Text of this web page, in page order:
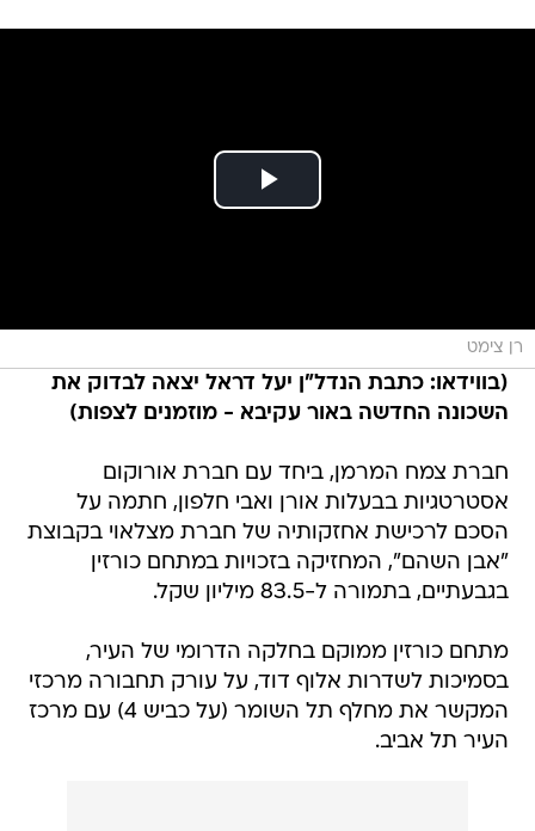
רן צימט
(בווידאו: כתבת הנדל"ן יעל דראל יצאה לבדוק את
השכונה החדשה באור עקיבא - מוזמנים לצפות)
חברת צמח המרמן, ביחד עם חברת אורוקום
אסטרטגיות בבעלות אורן ואבי חלפון, חתמה על
הסכם לרכישת אחזקותיה של חברת מצלאוי בקבוצת
"אבן השהם", המחזיקה בזכויות במתחם כורזין
בגבעתיים, בתמורה ל-83.5 מיליון שקל.
מתחם כורזין ממוקם בחלקה הדרומי של העיר,
בסמיכות לשדרות אלוף דוד, על עורק תחבורה מרכזי
המקשר את מחלף תל השומר (על כביש 4) עם מרכז
העיר תל אביב.